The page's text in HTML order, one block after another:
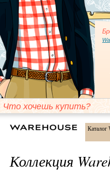
Что хочешь купить?
Каталог
Коллекция